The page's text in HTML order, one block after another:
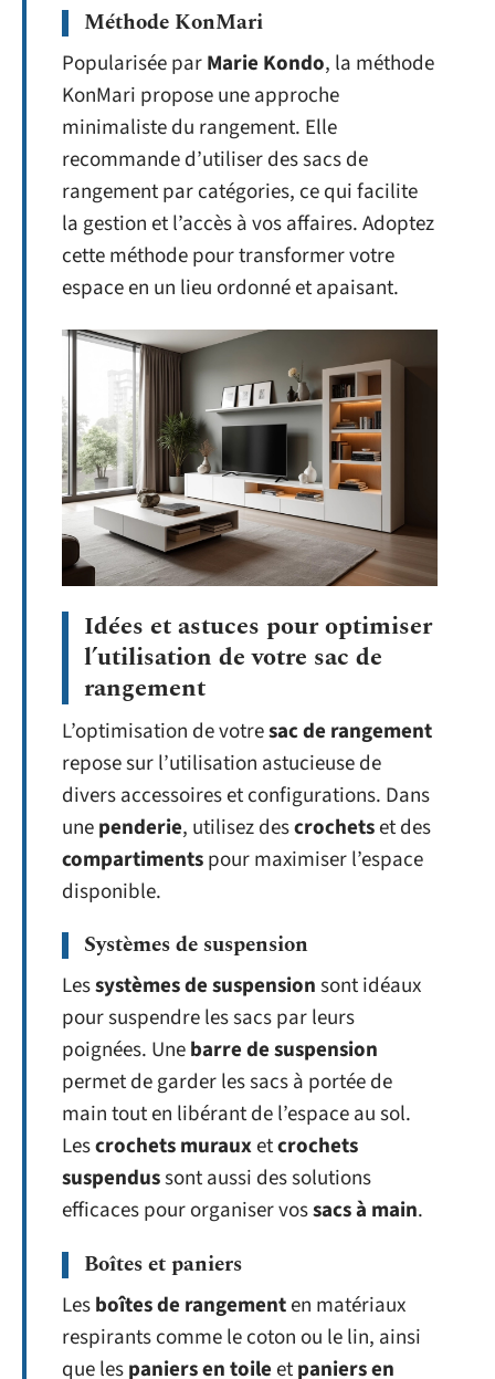
Méthode KonMari
Popularisée parMarie Kondo, la méthode
KonMari propose une approche
minimaliste du rangement. Elle
recommande d’utiliser des sacs de
rangement par catégories, ce qui facilite
la gestion et l’accès à vos affaires. Adoptez
cette méthode pour transformer votre
espace en un lieu ordonné et apaisant.
Idées et astuces pour optimiser
l’utilisation de votre sac de
rangement
L’optimisation de votresac de rangement
repose sur l’utilisation astucieuse de
divers accessoires et configurations. Dans
unependerie, utilisez descrochetset des
compartimentspour maximiser l’espace
disponible.
Systèmes de suspension
Lessystèmes de suspensionsont idéaux
pour suspendre les sacs par leurs
poignées. Unebarre de suspension
permet de garder les sacs à portée de
main tout en libérant de l’espace au sol.
Lescrochets murauxetcrochets
suspendussont aussi des solutions
efficaces pour organiser vossacs à main.
Boîtes et paniers
Lesboîtes de rangementen matériaux
respirants comme le coton ou le lin, ainsi
que lespaniers en toileetpaniers en